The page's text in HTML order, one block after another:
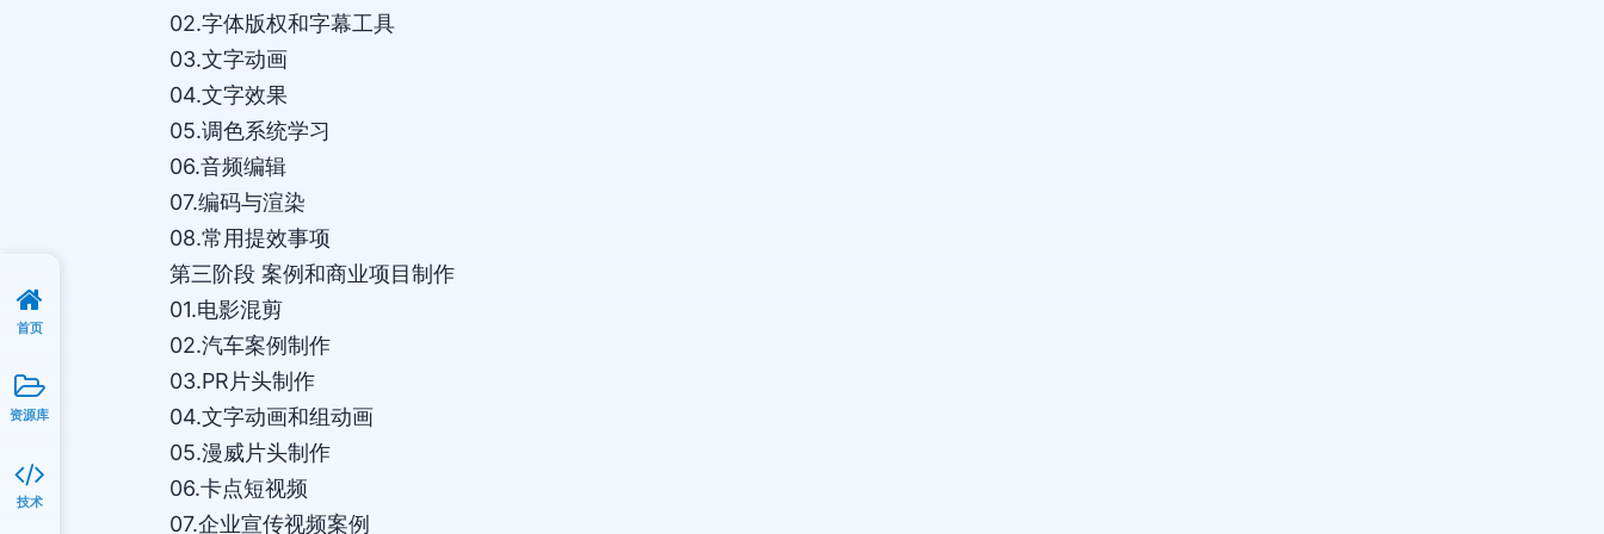
02.字体版权和字幕工具
03.文字动画
04.文字效果
05.调色系统学习
06.音频编辑
07.编码与渲染
08.常用提效事项
第三阶段 案例和商业项目制作
01.电影混剪
02.汽车案例制作
03.PR片头制作
04.文字动画和组动画
05.漫威片头制作
06.卡点短视频
07.企业宣传视频案例
首页
资源库
技术